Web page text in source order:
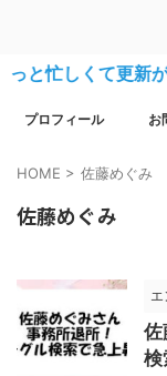
と忙しくて更新
プロフィール お
HOME > 佐藤めぐみ
佐藤めぐみ
エ
佐
検